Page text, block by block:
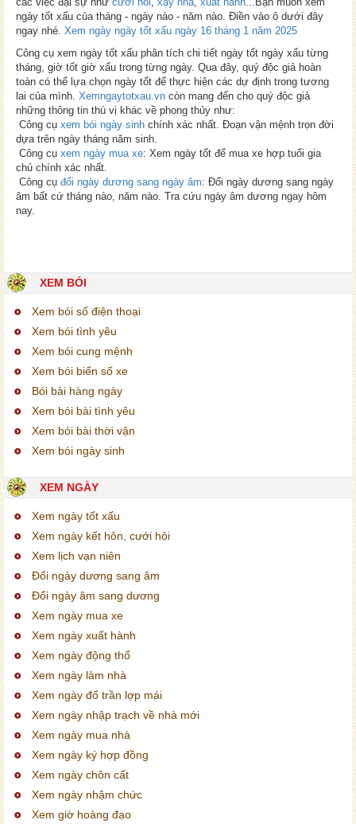
ngày tốt xấu của tháng - ngày nào - năm nào. Điền vào ô dưới đây
ngay nhé. Xem ngày ngày tốt xấu ngày 16 tháng 1 năm 2025
Công cụ xem ngày tốt xấu phân tích chi tiết ngày tốt ngày xấu từng
tháng, giờ tốt giờ xấu trong từng ngày. Qua đây, quý độc giả hoàn
toàn có thể lựa chọn ngày tốt để thực hiện các dự định trong tương
lai của mình. Xemngaytotxau.vn còn mang đến cho quý độc giả
những thông tin thú vị khác về phong thủy như:
Công cụ xem bói ngày sinh chính xác nhất. Đoạn vận mệnh trọn đời
dựa trên ngày tháng năm sinh.
Công cụ xem ngày mua xe: Xem ngày tốt để mua xe hợp tuổi gia
chủ chính xác nhất.
Công cụ đổi ngày dương sang ngày âm: Đổi ngày dương sang ngày
âm bất cứ tháng nào, năm nào. Tra cứu ngày âm dương ngay hôm
nay.
XEM BÓI
Xem bói số điện thoại
Xem bói tình yêu
Xem bói cung mệnh
Xem bói biển số xe
Bói bài hàng ngày
Xem bói bài tình yêu
Xem bói bài thời vận
Xem bói ngày sinh
XEM NGÀY
Xem ngày tốt xấu
Xem ngày kết hôn, cưới hỏi
Xem lịch vạn niên
Đổi ngày dương sang âm
Đổi ngày âm sang dương
Xem ngày mua xe
Xem ngày xuất hành
Xem ngày động thổ
Xem ngày làm nhà
Xem ngày đổ trần lợp mái
Xem ngày nhập trạch về nhà mới
Xem ngày mua nhà
Xem ngày ký hợp đồng
Xem ngày chôn cất
Xem ngày nhậm chức
Xem giờ hoàng đạo